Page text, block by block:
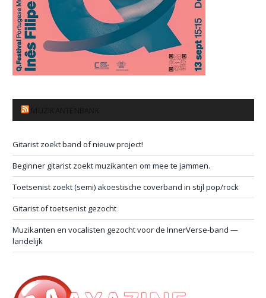
Gitarist zoekt band of nieuw project!
Beginner gitarist zoekt muzikanten om mee te jammen.
Toetsenist zoekt (semi) akoestische coverband in stijl pop/rock
Gitarist of toetsenist gezocht
Muzikanten en vocalisten gezocht voor de InnerVerse-band —
landelijk